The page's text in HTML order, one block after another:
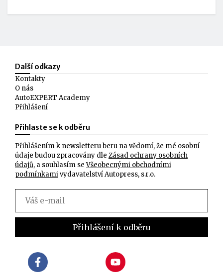
Další odkazy
Kontakty
O nás
AutoEXPERT Academy
Přihlášení
Přihlaste se k odběru
Přihlášením k newsletteru beru na vědomí, že mé osobní
údaje budou zpracovány dle Zásad ochrany osobních
údajů, a souhlasím seVšeobecnými obchodními
podmínkamivydavatelství Autopress, s.r.o.